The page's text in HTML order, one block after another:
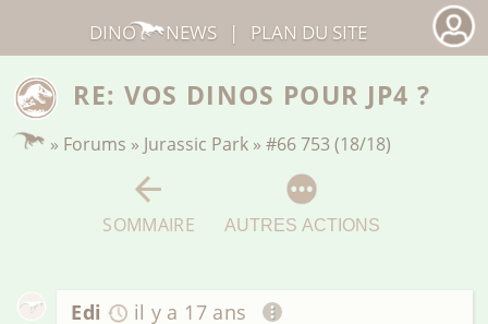
RE: VOS DINOS POUR JP4 ?
» Forums » Jurassic Park »#66 753 (18/18)
SOMMAIRE AUTRES ACTIONS
Edi il y a 17 ans
DINO NEWS | PLAN DU SITE